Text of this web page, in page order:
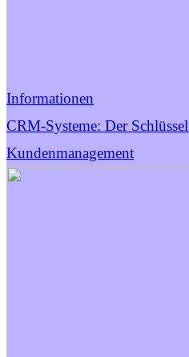
Informationen
CRM-Systeme: Der
Kundenmanagement